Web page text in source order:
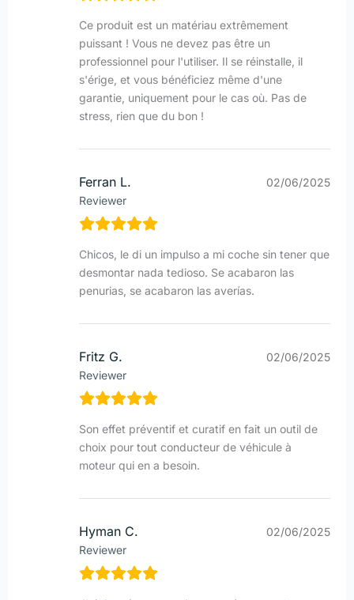
Ce produit est un matériau extrêmement
puissant ! Vous ne devez pas être un
professionnel pour l'utiliser. Il se réinstalle, il
s'érige, et vous bénéficiez même d'une
garantie, uniquement pour le cas où. Pas de
stress, rien que du bon !
Ferran L.
Reviewer
02/06/2025
Chicos, le di un impulso a mi coche sin tener que
desmontar nada tedioso. Se acabaron las
penurias, se acabaron las averías.
Fritz G.
Reviewer
02/06/2025
Son effet préventif et curatif en fait un outil de
choix pour tout conducteur de véhicule à
moteur qui en a besoin.
Hyman C.
Reviewer
02/06/2025